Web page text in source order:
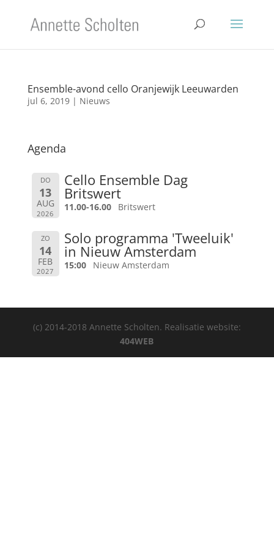
Ensemble-avond cello Oranjewijk Leeuwarden
jul 6, 2019| Nieuws
Agenda
DO
13
AUG
2026
Cello Ensemble Dag
Britswert
11.00-16.00 Britswert
ZO
14
FEB
2027
Solo programma 'Tweeluik'
in Nieuw Amsterdam
15:00 Nieuw Amsterdam
(c) 2014-2018 Annette Scholten. Realisatie website:
404WEB